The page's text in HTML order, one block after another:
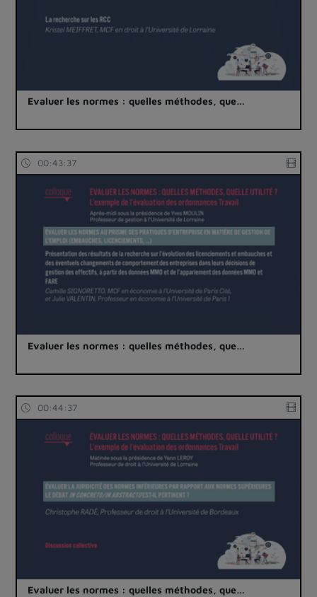
Evaluer les normes : quelles méthodes, que…
00:43:37
Evaluer les normes : quelles méthodes, que…
00:44:37
Evaluer les normes : quelles méthodes, que…